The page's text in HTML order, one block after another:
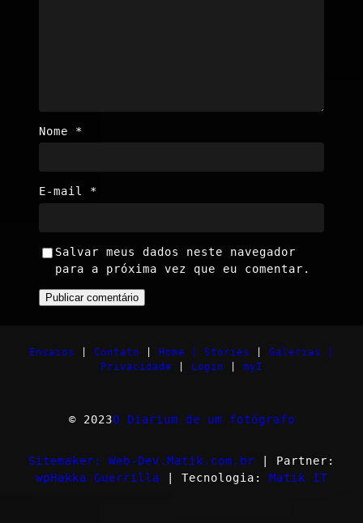
Nome *
E-mail *
Salvar meus dados neste navegador
para a próxima vez que eu comentar.
Ensaios Contato Home | Stories
Galerias |
Privacidade
Login myI
© 2023O Diarium de um fotógrafo
Sitemaker: Web-Dev.Matik.com.br | Partner:
wpHakka Guerrilla | Tecnologia: Matik IT